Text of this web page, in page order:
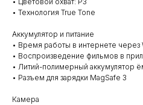
• Технология True Tone
Аккумулятор и питание
• Время работы в интернете через
• Воспроизведение фильмов в
• Литий-полимерный аккумулятор
• Разъем для зарядки MagSafe 3
Камера